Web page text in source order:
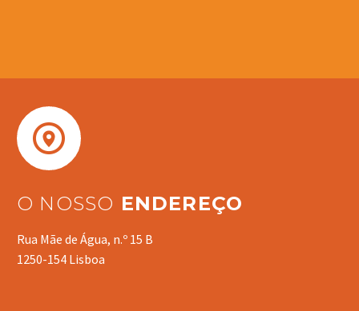


O NOSSO ENDEREÇO
Rua Mãe de Água, n.º 15 B
1250-154 Lisboa